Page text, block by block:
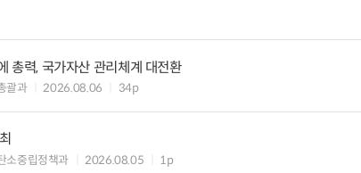
총력, 국가자산 관리체계 대전환
괄과 2026.08.06 34p
소중립정책과 2026.08.05 1p